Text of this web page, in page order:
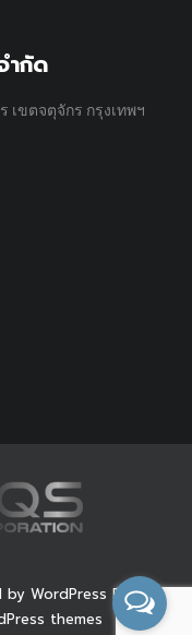
ำกัด
เขตจตุจักร กรุงเทพฯ
WordPress Dream-
themes